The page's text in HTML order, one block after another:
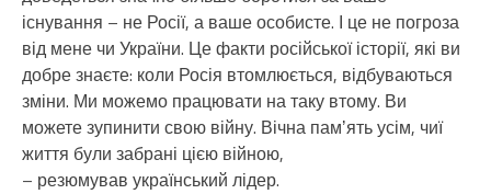
існування – не Росії, а ваше особисте. І це не погроза
від мене чи України. Це факти російської історії, які ви
добре знаєте: коли Росія втомлюється, відбуваються
зміни. Ми можемо працювати на таку втому. Ви
можете зупинити свою війну. Вічна памʼять усім, чиї
життя були забрані цією війною,
– резюмував український лідер.